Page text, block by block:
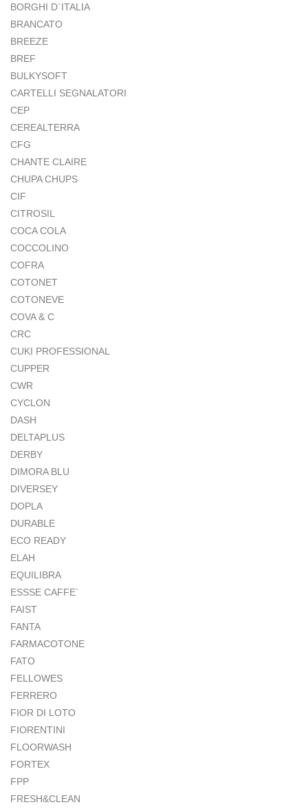
BORGHI D`ITALIA
BRANCATO
BREEZE
BREF
BULKYSOFT
CARTELLI SEGNALATORI
CEP
CEREALTERRA
CFG
CHANTE CLAIRE
CHUPA CHUPS
CIF
CITROSIL
COCA COLA
COCCOLINO
COFRA
COTONET
COTONEVE
COVA & C
CRC
CUKI PROFESSIONAL
CUPPER
CWR
CYCLON
DASH
DELTAPLUS
DERBY
DIMORA BLU
DIVERSEY
DOPLA
DURABLE
ECO READY
ELAH
EQUILIBRA
ESSSE CAFFE`
FAIST
FANTA
FARMACOTONE
FATO
FELLOWES
FERRERO
FIOR DI LOTO
FIORENTINI
FLOORWASH
FORTEX
FPP
FRESH&CLEAN